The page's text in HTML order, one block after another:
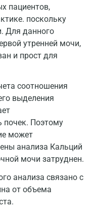
пациентов,
поскольку
Для данного
утренней мочи,
и прост для
соотношения
выделения
почек. Поэтому
может
анализа Кальций
мочи затруднен.
анализа связано с
от объема